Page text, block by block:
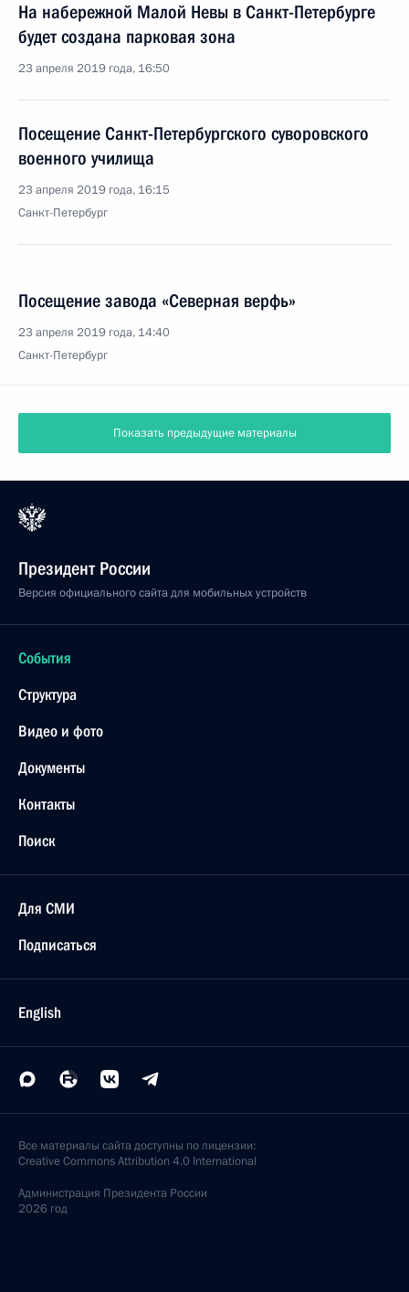
На набережной Малой Невы в Санкт-Петербурге
будет создана парковая зона
23 апреля 2019 года, 16:50
Посещение Санкт-Петербургского суворовского
военного училища
23 апреля 2019 года, 16:15
Санкт-Петербург
Посещение завода «Северная верфь»
23 апреля 2019 года, 14:40
Санкт-Петербург
Показать предыдущие материалы
Президент России
Версия официального сайта для мобильных устройств
События
Структура
Видео и фото
Документы
Контакты
Поиск
Для СМИ
Подписаться
English
Все материалы сайта доступны по лицензии:
Creative Commons Attribution 4.0 International
Администрация Президента России
2026 год